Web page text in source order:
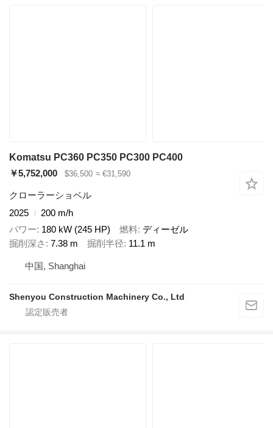
Komatsu PC360 PC350 PC300 PC400
￥5,752,000
$36,500 ≈ €31,590
クローラーショベル
2025
200 m/h
パワー 180 kW (245 HP) 燃料 ディーゼル
掘削深さ
7.38 m 掘削半径 11.1 m
中国, Shanghai
Shenyou Construction Machinery Co., Ltd